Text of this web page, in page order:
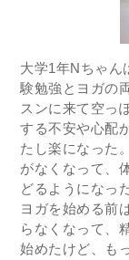
大学1年Nちゃん
験勉強とヨガの
スンに来て空っ
する不安や心配
たし楽になった
がなくなって、
どるようになっ
ヨガを始める前
らなくなって、
始めたけど、も